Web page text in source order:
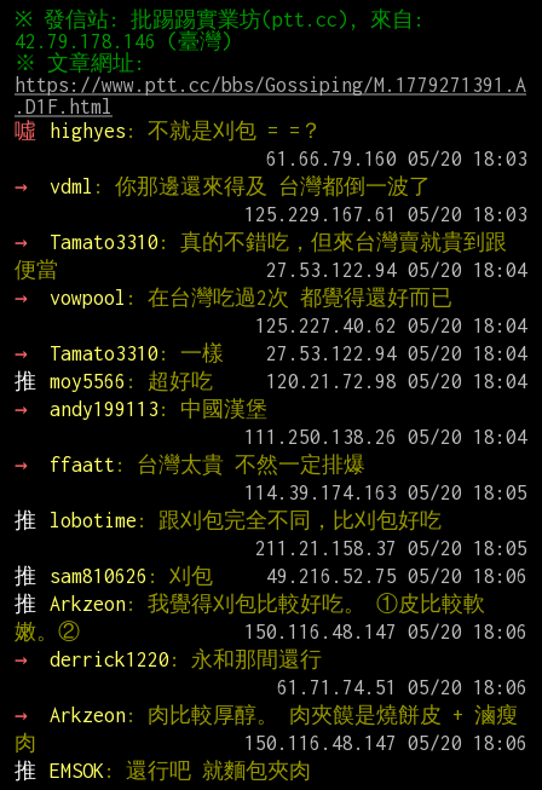
※ 發信站: 批踢踢實業坊(ptt.cc), 來自:
https://www.ptt.cc/bbs/Gossiping/M.1779271391.A
.D1F.html
噓
highyes : 不就是刈包 = =？
→
vdml : 你那邊還來得及 台灣都倒一波了
→
Tamato3310 : 真的不錯吃，但來台灣賣就貴到跟
便當
→
vowpool : 在台灣吃過2次 都覺得還好而已
→
Tamato3310 : 一樣
推
moy5566 : 超好吃
→
andy199113 : 中國漢堡
→
ffaatt : 台灣太貴 不然一定排爆
推
lobotime : 跟刈包完全不同，比刈包好吃
推
sam810626 : 刈包
推
Arkzeon: 我覺得刈包比較好吃。 ①皮比較軟
嫩。②
→
derrick1220 : 永和那間還行
→
Arkzeon: 肉比較厚醇。 肉夾饃是燒餅皮 + 滷瘦
肉
推
EMSOK : 還行吧 就麵包夾肉